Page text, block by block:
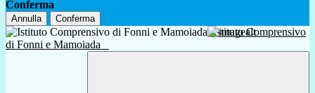
Conferma
Annulla Conferma
Istituto Comprensivo
di Fonni e Mamoiada